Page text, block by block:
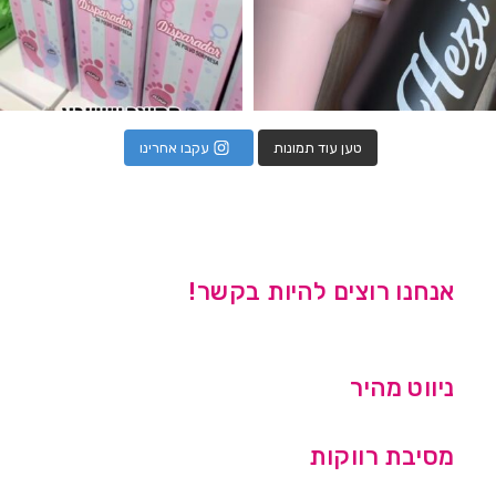
טען עוד תמונות עקבו אחרינו
אנחנו רוצים להיות בקשר!
ניווט מהיר
מסיבת רווקות